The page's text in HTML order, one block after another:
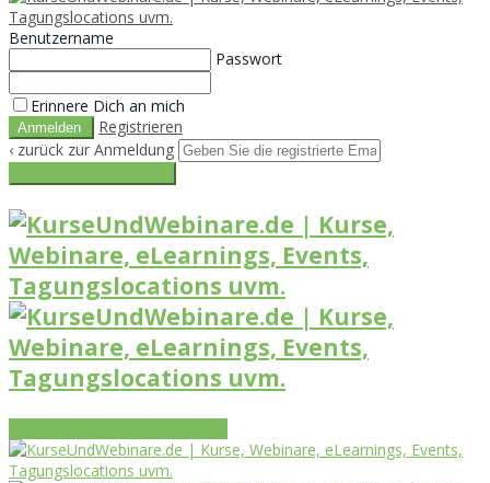
Benutzername
Passwort
Erinnere Dich an mich
Registrieren
‹ zurück zur Anmeldung